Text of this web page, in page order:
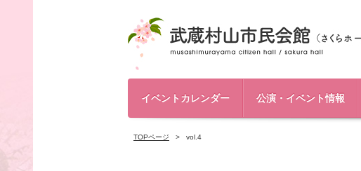
イベントカレンダー 公演・イベント情報
TOPページ vol.4